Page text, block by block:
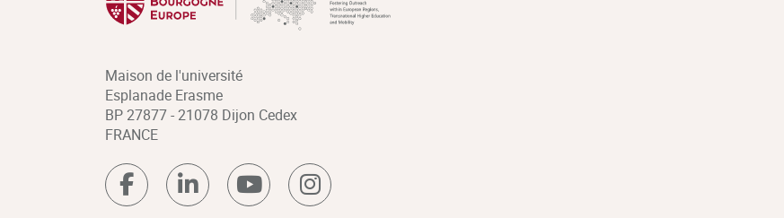
Maison de l'université
Esplanade Erasme
BP 27877 - 21078 Dijon Cedex
FRANCE